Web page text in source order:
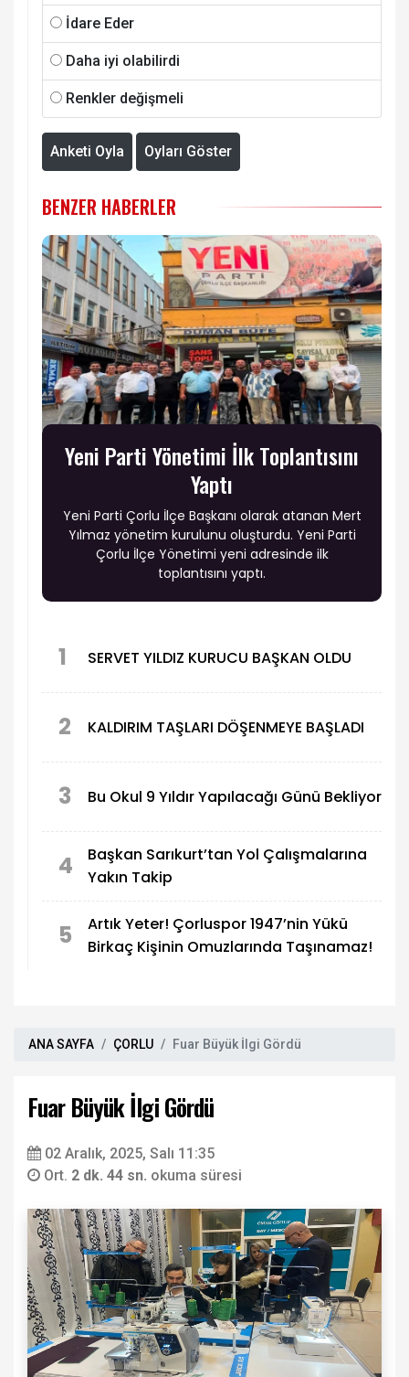
İdare Eder
Daha iyi olabilirdi
Renkler değişmeli
Anketi Oyla Oyları Göster
BENZER HABERLER
Yeni Parti Yönetimi İlk Toplantısını
Yaptı
Yeni Parti Çorlu İlçe Başkanı olarak atanan Mert
Yılmaz yönetim kurulunu oluşturdu. Yeni Parti
Çorlu İlçe Yönetimi yeni adresinde ilk
toplantısını yaptı.
1 SERVET YILDIZ KURUCU BAŞKAN OLDU
2 KALDIRIM TAŞLARI DÖŞENMEYE BAŞLADI
3 Bu Okul 9 Yıldır Yapılacağı Günü Bekliyor
4
Başkan Sarıkurt’tan Yol Çalışmalarına
Yakın Takip
5
Artık Yeter! Çorluspor 1947’nin Yükü
Birkaç Kişinin Omuzlarında Taşınamaz!
ANA SAYFA ÇORLU Fuar Büyük İlgi Gördü
Fuar Büyük İlgi Gördü
02 Aralık, 2025, Salı 11:35
Ort. 2 dk. 44 sn. okuma süresi